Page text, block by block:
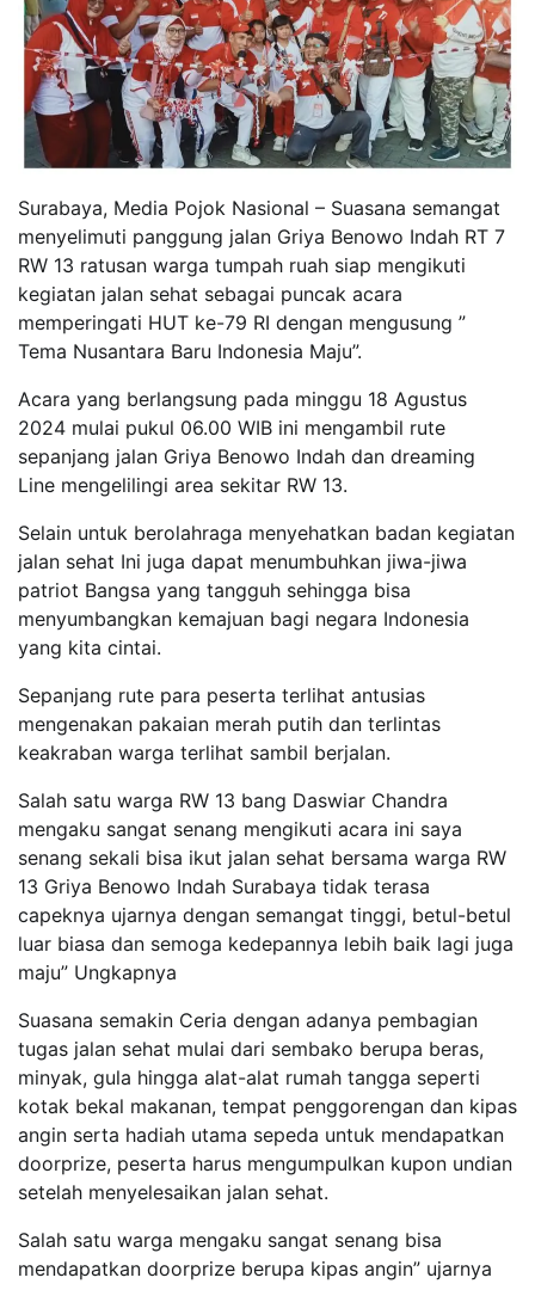
Surabaya, Media Pojok Nasional – Suasana semangat
menyelimuti panggung jalan Griya Benowo Indah RT 7
RW 13 ratusan warga tumpah ruah siap mengikuti
kegiatan jalan sehat sebagai puncak acara
memperingati HUT ke-79 RI dengan mengusung ”
Tema Nusantara Baru Indonesia Maju”.
Acara yang berlangsung pada minggu 18 Agustus
2024 mulai pukul 06.00 WIB ini mengambil rute
sepanjang jalan Griya Benowo Indah dan dreaming
Line mengelilingi area sekitar RW 13.
Selain untuk berolahraga menyehatkan badan kegiatan
jalan sehat Ini juga dapat menumbuhkan jiwa-jiwa
patriot Bangsa yang tangguh sehingga bisa
menyumbangkan kemajuan bagi negara Indonesia
yang kita cintai.
Sepanjang rute para peserta terlihat antusias
mengenakan pakaian merah putih dan terlintas
keakraban warga terlihat sambil berjalan.
Salah satu warga RW 13 bang Daswiar Chandra
mengaku sangat senang mengikuti acara ini saya
senang sekali bisa ikut jalan sehat bersama warga RW
13 Griya Benowo Indah Surabaya tidak terasa
capeknya ujarnya dengan semangat tinggi, betul-betul
luar biasa dan semoga kedepannya lebih baik lagi juga
maju” Ungkapnya
Suasana semakin Ceria dengan adanya pembagian
tugas jalan sehat mulai dari sembako berupa beras,
minyak, gula hingga alat-alat rumah tangga seperti
kotak bekal makanan, tempat penggorengan dan kipas
angin serta hadiah utama sepeda untuk mendapatkan
doorprize, peserta harus mengumpulkan kupon undian
setelah menyelesaikan jalan sehat.
Salah satu warga mengaku sangat senang bisa
mendapatkan doorprize berupa kipas angin” ujarnya